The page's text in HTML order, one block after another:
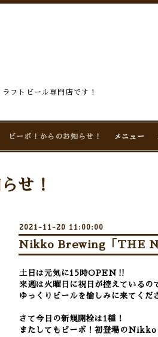
フトビール専門店です！
ビーボ！からのお知らせ！ メニュー
せ！
2021-11-20 11:00:00
Nikko Brewing「THE
土日は元気に15時OPEN‼
来週は火曜日に祝日が控えているの
ゆっくりビールを愉しみに来てくだ
さて今日の新規開栓は1種！
またしてもビーボ！初登場の